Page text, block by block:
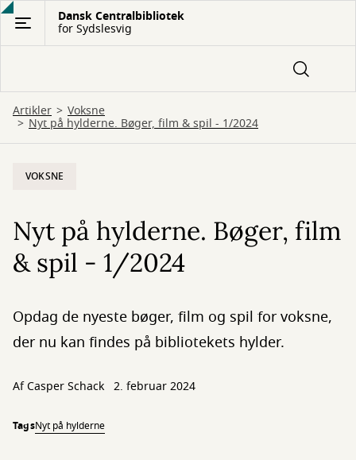
Gå
hovedindhold
Dansk Centralbibliotek
for Sydslesvig
Artikler Voksne
Nyt på hylderne. Bøger, film & spil - 1/2024
VOKSNE
Nyt på hylderne. Bøger, film
& spil - 1/2024
Opdag de nyeste bøger, film og spil for voksne,
der nu kan findes på bibliotekets hylder.
AfCasper Schack 2. februar 2024
TagsNyt på hylderne